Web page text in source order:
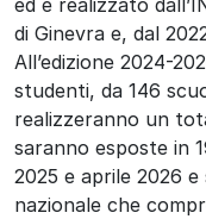
di Ginevra e, dal
All’edizione 2024-
studenti, da 146
realizzeranno un
saranno esposte in
2025 e aprile 2026
nazionale che